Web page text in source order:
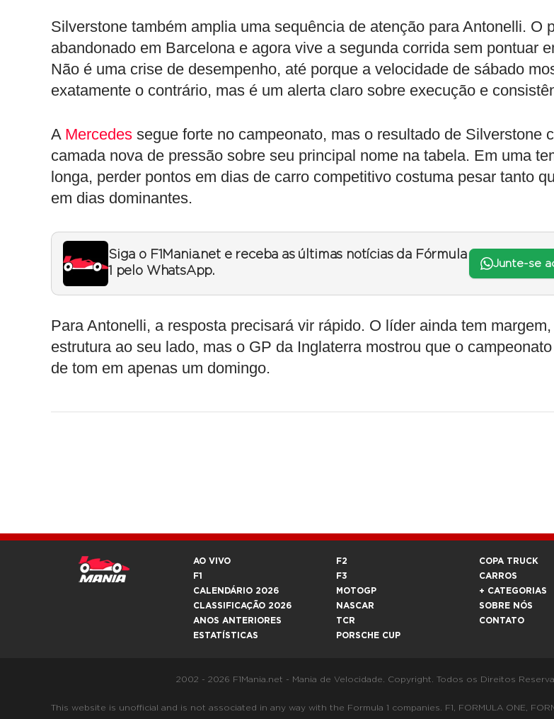
Silverstone também amplia uma sequência de atenção para Antonelli. O
abandonado em Barcelona e agora vive a segunda corrida sem pontuar
Não é uma crise de desempenho, até porque a velocidade de sábado
exatamente o contrário, mas é um alerta claro sobre execução e
A Mercedes segue forte no campeonato, mas o resultado de Silverstone
camada nova de pressão sobre seu principal nome na tabela. Em uma
longa, perder pontos em dias de carro competitivo costuma pesar tanto
em dias dominantes.
Siga o F1Mania.net e receba as últimas notícias da Fórmula
1 pelo WhatsApp.
Junte-se
Para Antonelli, a resposta precisará vir rápido. O líder ainda tem
estrutura ao seu lado, mas o GP da Inglaterra mostrou que o
de tom em apenas um domingo.
AO VIVO
F1
CALENDÁRIO 2026
CLASSIFICAÇÃO 2026
ANOS ANTERIORES
ESTATÍSTICAS
F2
F3
MOTOGP
NASCAR
TCR
PORSCHE CUP
COPA TRUCK
CARROS
+ CATEGORIAS
SOBRE NÓS
CONTATO
2002 - 2026 F1Mania.net - Mania de Velocidade. Copyright. Todos os Direitos
This website is unofficial and is not associated in any way with the Formula 1 companies. F1, FORMULA ONE,